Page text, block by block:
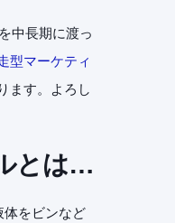
中長期に渡っ
型マーケティ
ます。よろし
とは…
体をビンなど